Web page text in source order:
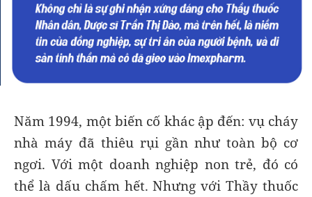
Năm 1994, một biến cố khác ập đến: vụ cháy
nhà máy đã thiêu rụi gần như toàn bộ cơ
ngơi. Với một doanh nghiệp non trẻ, đó có
thể là dấu chấm hết. Nhưng với Thầy thuốc